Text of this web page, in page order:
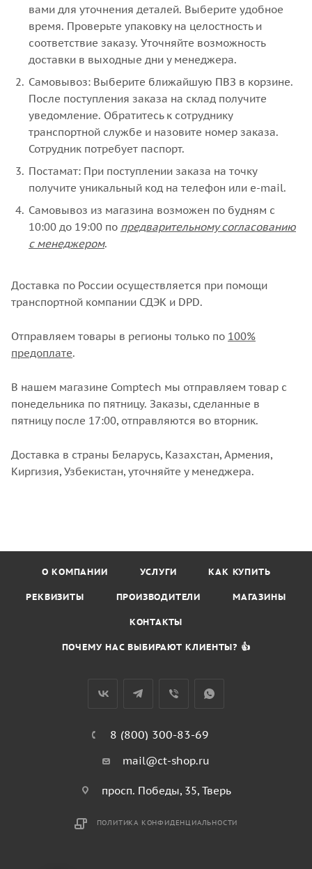
вами для уточнения деталей. Выберите удобное
время. Проверьте упаковку на целостность и
соответствие заказу. Уточняйте возможность
доставки в выходные дни у менеджера.
Самовывоз: Выберите ближайшую ПВЗ в корзине.
После поступления заказа на склад получите
уведомление. Обратитесь к сотруднику
транспортной службе и назовите номер заказа.
Сотрудник потребует паспорт.
Постамат: При поступлении заказа на точку
получите уникальный код на телефон или e-mail.
Самовывоз из магазина возможен по будням с
10:00 до 19:00 по предварительному согласованию
с менеджером.
Доставка по России осуществляется при помощи
транспортной компании СДЭК и DPD.
Отправляем товары в регионы только по 100%
предоплате.
В нашем магазине Comptech мы отправляем товар с
понедельника по пятницу. Заказы, сделанные в
пятницу после 17:00, отправляются во вторник.
Доставка в страны Беларусь, Казахстан, Армения,
Киргизия, Узбекистан, уточняйте у менеджера.
О КОМПАНИИ УСЛУГИ КАК КУПИТЬ
РЕКВИЗИТЫ ПРОИЗВОДИТЕЛИ МАГАЗИНЫ
КОНТАКТЫ
ПОЧЕМУ НАС ВЫБИРАЮТ КЛИЕНТЫ? 👍
8 (800) 300-83-69
mail@ct-shop.ru
просп. Победы, 35, Тверь
ПОЛИТИКА КОНФИДЕНЦИАЛЬНОСТИ